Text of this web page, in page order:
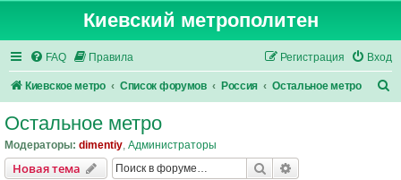
Киевский метрополитен
FAQ Правила Вход
Регистрация
Киевское метро Список форумов Россия Остальное метро
Остальное метро
Модераторы: dimentiy, Администраторы
Новая тема Поиск